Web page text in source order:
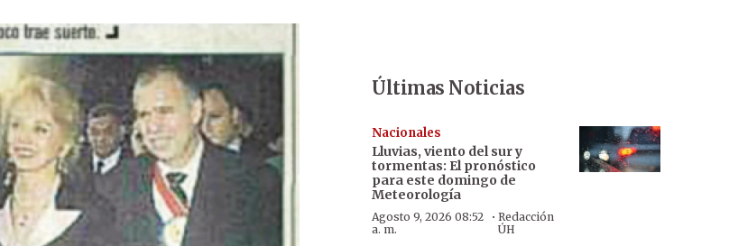
Últimas Noticias
Nacionales
Lluvias, viento del sur y
tormentas: El pronóstico
para este domingo de
Meteorología
Agosto 9, 2026 08:52
a. m.
· Redacción
ÚH